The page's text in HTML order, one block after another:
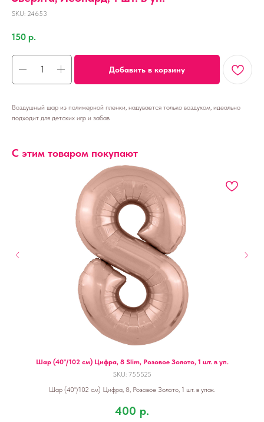
SKU: 24653
150 р.
Добавить в корзину
Воздушный шар из полимерной пленки, надувается только воздухом, идеально
подходит для детских игр и забав
С этим товаром покупают
Шар (40''/102 см) Цифра, 8 Slim, Розовое Золото, 1 шт. в уп.
SKU: 755525
Шар (40''/102 см) Цифра, 8, Розовое Золото, 1 шт. в упак.
400 р.